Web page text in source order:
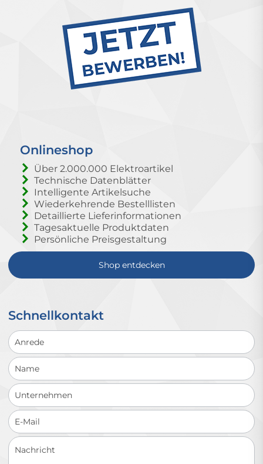
Onlineshop
Über 2.000.000 Elektroartikel
Technische Datenblätter
Intelligente Artikelsuche
Wiederkehrende Bestelllisten
Detaillierte Lieferinformationen
Tagesaktuelle Produktdaten
Persönliche Preisgestaltung
Shop entdecken
Schnellkontakt
Schnellkontakt